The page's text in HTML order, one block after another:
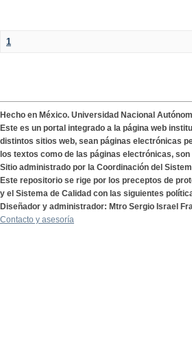
1
Hecho en México. Universidad Nacional
Este es un portal integrado a la página web
distintos sitios web, sean páginas electrónicas
los textos como de las páginas electrónicas,
Sitio administrado por la Coordinación del
Este repositorio se rige por los preceptos de
y el Sistema de Calidad con las siguientes
Diseñador y administrador: Mtro Sergio Israel
Contacto y asesoría